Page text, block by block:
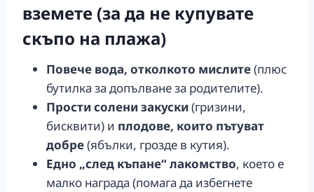
вземете (за да не купувате
скъпо на плажа)
Повече вода, отколкото мислите(плюс
бутилка за допълване за родителите).
Прости солени закуски (гризини,
бисквити) и плодове, които пътуват
добре(ябълки, грозде в кутия).
Едно „след къпане“ лакомство, което е
малко награда (помага да избегнете